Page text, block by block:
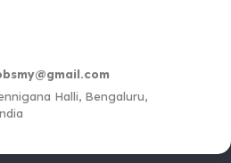
Halli, Bengaluru,